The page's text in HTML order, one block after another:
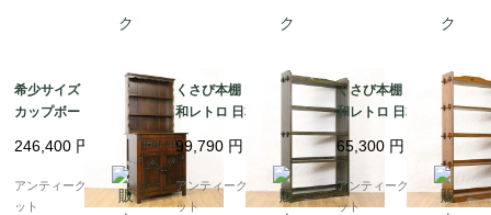
希少サイズ イギリス製
カップボード 食器棚 飾
り棚 細幅 スリム アン
ティーク 見せる収納 オ
ーク材
246,400 円
アンティークブルーパロ
ット
くさび本棚 シェルフ 昭
和レトロ 日本製 シンプ
ル ミニマル ヴィンテー
ジ 木製家具
99,790 円
アンティークブルーパロ
ット
くさび本棚 シェルフ 昭
和レトロ 日本製 シンプ
ル ミニマル ヴィンテー
ジ 木製家具 木の温もり
65,300 円
アンティークブルーパロ
ット